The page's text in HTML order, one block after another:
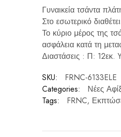
Γυναικεία τσάντα
Στο εσωτερικό
Το κύριο μέρος της
ασφάλεια κατά τη
Διαστάσεις : Π: 12εκ.
SKU:
FRNC-6133ELE
Categories:
Νέες
Tags:
FRNC,